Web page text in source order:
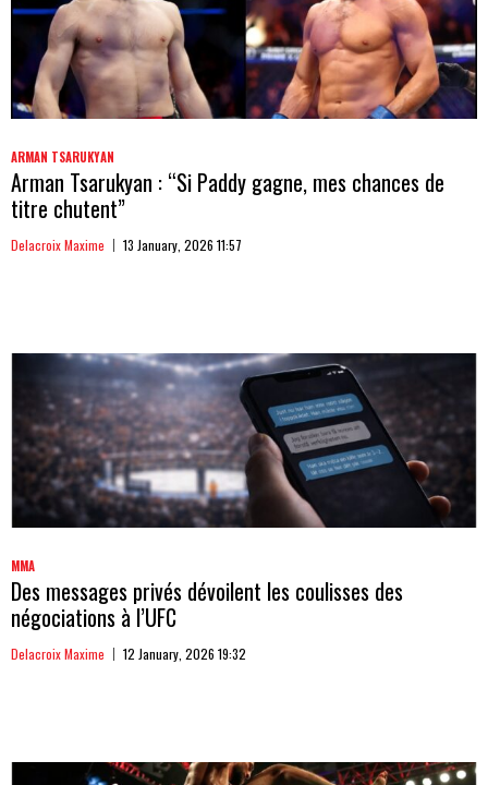
ARMAN TSARUKYAN
Arman Tsarukyan : “Si Paddy gagne, mes chances de
titre chutent”
Delacroix Maxime 13 January, 2026 11:57
MMA
Des messages privés dévoilent les coulisses des
négociations à l’UFC
Delacroix Maxime 12 January, 2026 19:32